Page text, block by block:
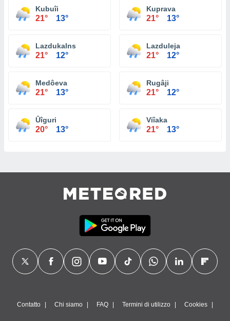
Kubuîi
21° 13°
Kuprava
21° 13°
Lazdukalns
21° 12°
Lazduleja
21° 12°
Medôeva
21° 13°
Rugâji
21° 12°
Ûîguri
20° 13°
Viîaka
21° 13°
Contatto Chi siamo FAQ Termini di utilizzo Cookies